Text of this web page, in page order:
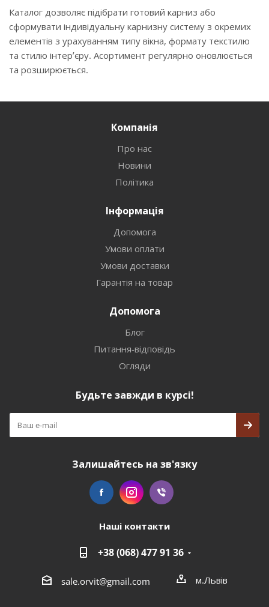
Каталог дозволяє підібрати готовий карниз або
сформувати індивідуальну карнизну систему з окремих
елементів з урахуванням типу вікна, формату текстилю
та стилю інтер’єру. Асортимент регулярно оновлюється
та розширюється.
Компанія
Про нас
Новини
Політика
Інформація
Допомога
Умови оплати
Умови доставки
Гарантія на товар
Допомога
Блог
Питання-відповідь
Огляди
Будьте завжди в курсі!
Залишайтесь на зв'язку
Наші контакти
+38 (068) 477 91 36
sale.orvit@gmail.com м.Львів